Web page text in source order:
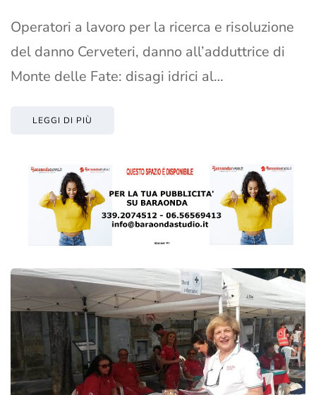
Operatori a lavoro per la ricerca e risoluzione
del danno Cerveteri, danno all’adduttrice di
Monte delle Fate: disagi idrici al…
LEGGI DI PIÙ